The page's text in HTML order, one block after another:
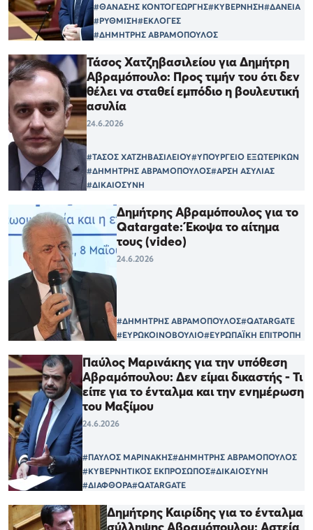
#ΘΑΝΑΣΗΣ ΚΟΝΤΟΓΕΩΡΓΗΣ#ΚΥΒΕΡΝΗΣΗ#ΔΑΝΕΙΑ
#ΡΥΘΜΙΣΗ#ΕΚΛΟΓΕΣ
#ΔΗΜΗΤΡΗΣ ΑΒΡΑΜΟΠΟΥΛΟΣ
Τάσος Χατζηβασιλείου για Δημήτρη
Αβραμόπουλο: Προς τιμήν του ότι δεν
θέλει να σταθεί εμπόδιο η βουλευτική
ασυλία
24.6.2026
#ΤΑΣΟΣ ΧΑΤΖΗΒΑΣΙΛΕΙΟΥ#ΥΠΟΥΡΓΕΙΟ ΕΞΩΤΕΡΙΚΩΝ
#ΔΗΜΗΤΡΗΣ ΑΒΡΑΜΟΠΟΥΛΟΣ#ΑΡΣΗ ΑΣΥΛΙΑΣ
#ΔΙΚΑΙΟΣΥΝΗ
Δημήτρης Αβραμόπουλος για το
Qatargate: Έκοψα το αίτημα
τους (video)
24.6.2026
#ΔΗΜΗΤΡΗΣ ΑΒΡΑΜΟΠΟΥΛΟΣ#QATARGATE
#ΕΥΡΩΚΟΙΝΟΒΟΥΛΙΟ#ΕΥΡΩΠΑΪΚΗ ΕΠΙΤΡΟΠΗ
Παύλος Μαρινάκης για την υπόθεση
Αβραμόπουλου: Δεν είμαι δικαστής - Τι
είπε για το ένταλμα και την ενημέρωση
του Μαξίμου
24.6.2026
#ΠΑΥΛΟΣ ΜΑΡΙΝΑΚΗΣ#ΔΗΜΗΤΡΗΣ ΑΒΡΑΜΟΠΟΥΛΟΣ
#ΚΥΒΕΡΝΗΤΙΚΟΣ ΕΚΠΡΟΣΩΠΟΣ#ΔΙΚΑΙΟΣΥΝΗ
#ΔΙΑΦΘΟΡΑ#QATARGATE
Δημήτρης Καιρίδης για το ένταλμα
σύλληψης Αβραμόπουλου: Αστεία